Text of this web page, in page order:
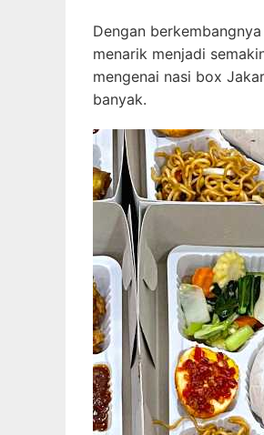
Dengan
menarik menjadi
mengenai nasi box
banyak.